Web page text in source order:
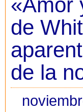
«Amor
de
de la